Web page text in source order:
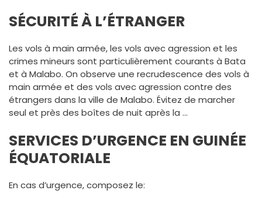
SÉCURITÉ À L’ÉTRANGER
Les vols à main armée, les vols avec agression et les
crimes mineurs sont particulièrement courants à Bata
et à Malabo. On observe une recrudescence des vols à
main armée et des vols avec agression contre des
étrangers dans la ville de Malabo. Évitez de marcher
seul et près des boîtes de nuit après la …
SERVICES D’URGENCE EN GUINÉE
ÉQUATORIALE
En cas d’urgence, composez le: